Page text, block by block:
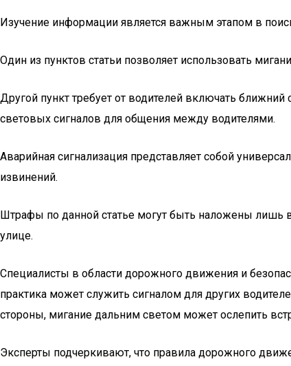
Изучение информации является важным этапом в
Один из пунктов статьи позволяет использовать
Другой пункт требует от водителей включать
световых сигналов для общения между водителями.
Аварийная сигнализация представляет собой
извинений.
Штрафы по данной статье могут быть наложены лишь
улице.
Специалисты в области дорожного движения и
практика может служить сигналом для других
стороны, мигание дальним светом может ослепить
Эксперты подчеркивают, что правила дорожного